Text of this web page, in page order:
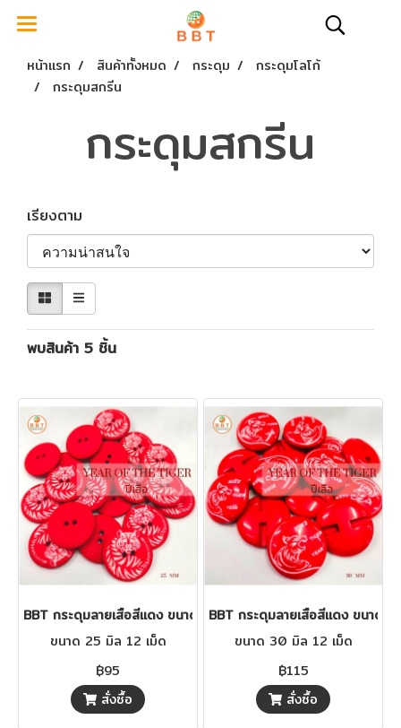
หน้าแรก สินค้าทั้งหมด กระดุม
กระดุมโลโก้
กระดุมสกรีน
กระดุมสกรีน
เรียงตาม
พบสินค้า 5 ชิ้น
BBT กระดุมลายเสือสีแดง ขนาด 25 มิล
ขนาด 25 มิล 12 เม็ด
฿95
สั่งซื้อ
BBT กระดุมลายเสือสีแดง ขนาด
ขนาด 30 มิล 12 เม็ด
฿115
สั่งซื้อ